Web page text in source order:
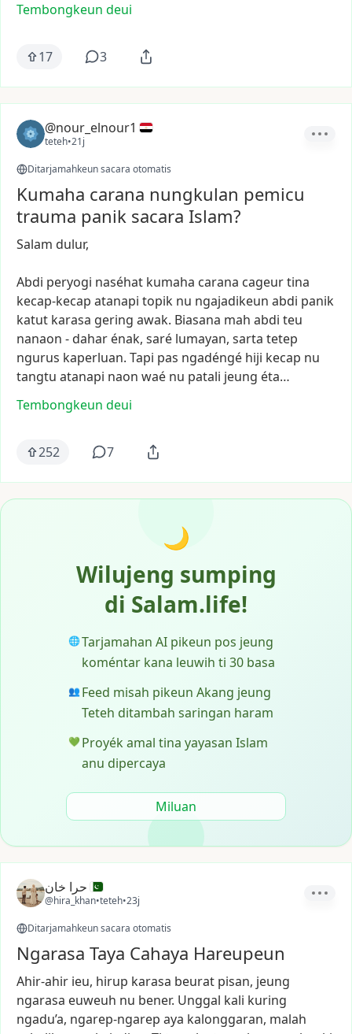
Tembongkeun deui
17 3
@nour_elnour1
teteh•21j
Ditarjamahkeun sacara otomatis
Kumaha carana nungkulan pemicu
trauma panik sacara Islam?
Salam dulur,
Abdi peryogi naséhat kumaha carana cageurtina
kecap-kecap atanapi topik nu ngajadikeun abdi panik
katut karasa gering awak. Biasana mah abdi teu
nanaon - dahar énak, saré lumayan, sarta tetep
ngurus kaperluan. Tapi pas ngadéngé hiji kecap nu
tangtu atanapi naon waé nu patali jeung éta…
Tembongkeun deui
252 7
🌙
Wilujeng sumping
di Salam.life!
🌐Tarjamahan AI pikeun pos jeung
koméntar kana leuwih ti 30 basa
👥 Feed misah pikeun Akang jeung
Teteh ditambah saringan haram
💚 Proyék amal tina yayasan Islam
anu dipercaya
Miluan
حرا خان
@hira_khan•teteh•23j
Ditarjamahkeun sacara otomatis
Ngarasa Taya Cahaya Hareupeun
Ahir-ahir ieu, hirup karasa beurat pisan, jeung
ngarasa euweuh nu bener. Unggal kali kuring
ngadu’a, ngarep-ngarep aya kalonggaran, malah